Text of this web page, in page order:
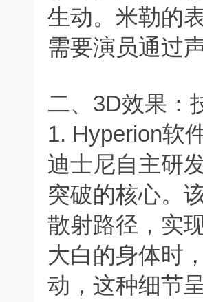
生动。米勒的
需要演员通过
二、3D效果：
1. Hyperion软
迪士尼自主研
突破的核心。
散射路径，实
大白的身体时
动，这种细节